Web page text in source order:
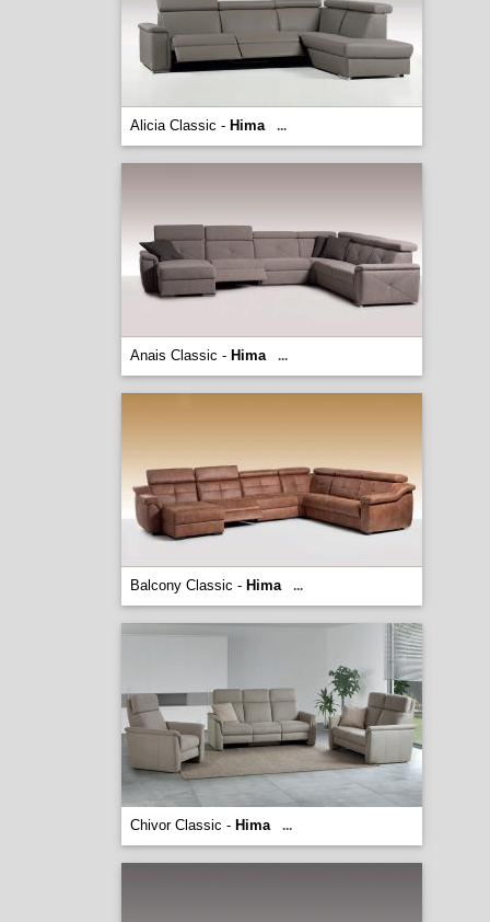
Alicia Classic - Hima ...
Anais Classic - Hima ...
Balcony Classic - Hima ...
Chivor Classic - Hima ...